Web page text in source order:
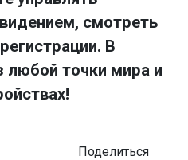
смотреть
В
любой точки мира и
Поделиться